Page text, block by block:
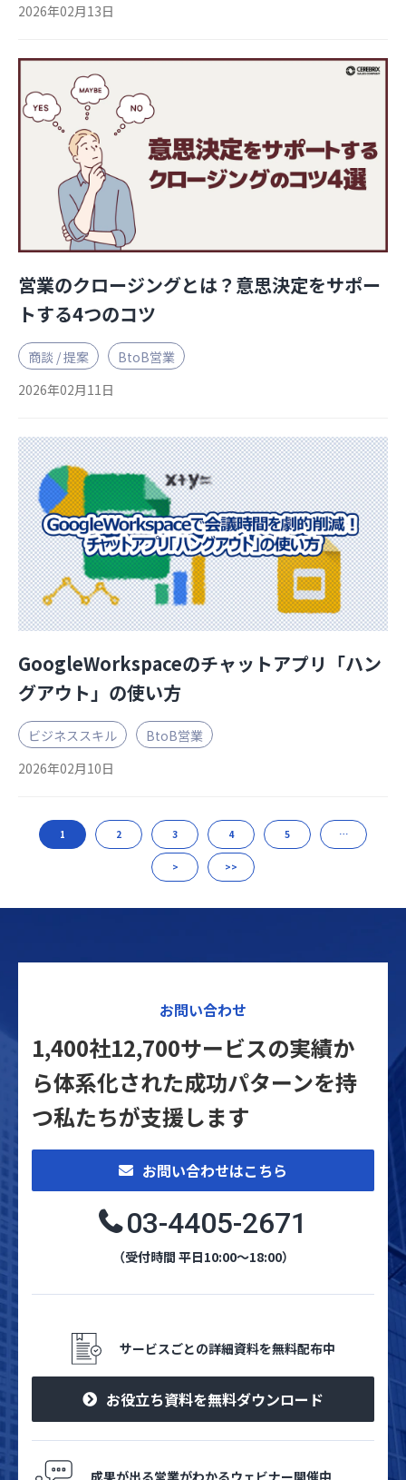
2026年02月13日
営業のクロージングとは？意思決定をサポー
トする4つのコツ
商談 / 提案
BtoB営業
2026年02月11日
GoogleWorkspaceのチャットアプリ「ハン
グアウト」の使い方
ビジネススキル
BtoB営業
2026年02月10日
1 2 3 4 5 …
> >>
お問い合わせ
1,400社12,700サービスの実績か
ら体系化された成功パターンを持
つ私たちが支援します
お問い合わせはこちら
03-4405-2671
（受付時間 平日10:00～18:00）
サービスごとの詳細資料を無料配布中
お役立ち資料を無料ダウンロード